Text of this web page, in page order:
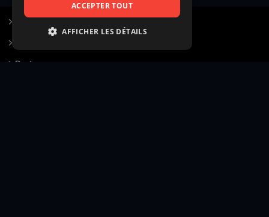
Poster une annonce
ACCEPTER TOUT
AFFICHER LES DÉTAILS